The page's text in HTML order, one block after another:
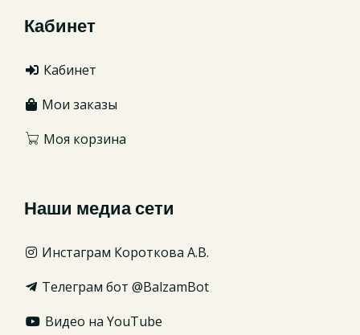
Кабинет
Кабинет
Мои заказы
Моя корзина
Наши медиа сети
Инстаграм Короткова А.В.
Телеграм бот @BalzamBot
Видео на YouTube